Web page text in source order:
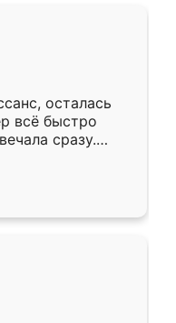
разнообразный.
из
здесь.
осталась
всё быстро
сразу.
подошёл к
Собрали
даже